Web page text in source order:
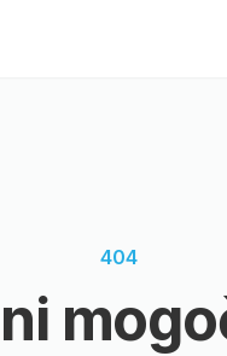
404